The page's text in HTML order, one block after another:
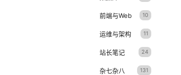
前端与Web 10
运维与架构 11
站长笔记 24
杂七杂八 131